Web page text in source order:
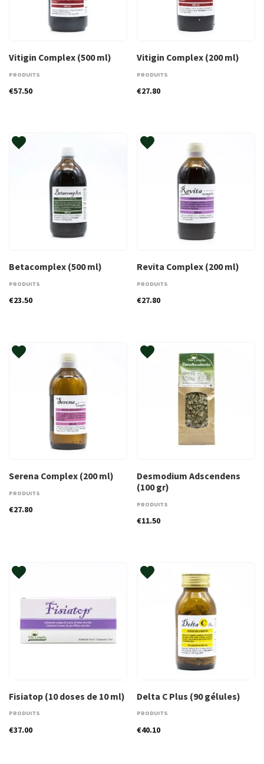
Vitigin Complex (500 ml)
PRODUITS
€57.50
Vitigin Complex (200 ml)
PRODUITS
€27.80
Betacomplex (500 ml)
PRODUITS
€23.50
Revita Complex (200 ml)
PRODUITS
€27.80
Serena Complex (200 ml)
PRODUITS
€27.80
Desmodium Adscendens
(100 gr)
PRODUITS
€11.50
Fisiatop (10 doses de 10 ml)
PRODUITS
€37.00
Delta C Plus (90 gélules)
PRODUITS
€40.10